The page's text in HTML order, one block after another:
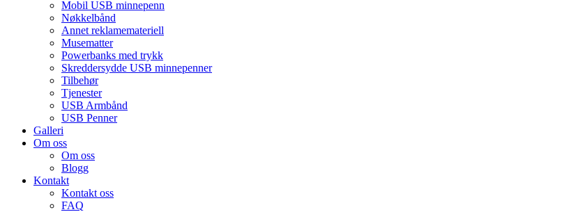
Mobil USB minnepenn
Nøkkelbånd
Annet reklamemateriell
Musematter
Powerbanks med trykk
Skreddersydde USB minnepenner
Tilbehør
Tjenester
USB Armbånd
USB Penner
Galleri
Om oss
Om oss
Blogg
Kontakt
Kontakt oss
FAQ